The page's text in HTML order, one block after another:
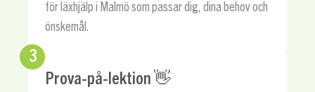
för läxhjälp i Malmö som passar dig, dina behov och
önskemål.
3
Prova-på-lektion 👋